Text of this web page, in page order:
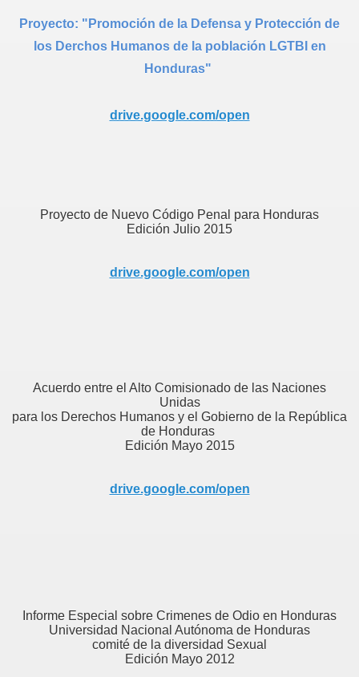
Proyecto: "Promoción de la Defensa y Protección de
los Derchos Humanos de la población LGTBI en
Honduras"
drive.google.com/open
Proyecto de Nuevo Código Penal para Honduras
Edición Julio 2015
drive.google.com/open
Acuerdo entre el Alto Comisionado de las Naciones
Unidas
para los Derechos Humanos y el Gobierno de la República
de Honduras
Edición Mayo 2015
drive.google.com/open
Informe Especial sobre Crimenes de Odio en Honduras
Universidad Nacional Autónoma de Honduras
comité de la diversidad Sexual
Edición Mayo 2012